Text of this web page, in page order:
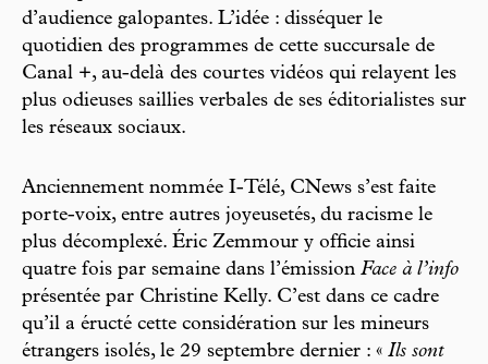
d’audience galopantes. L’idée : disséquer le
quotidien des programmes de cette succursale de
Canal +, au-delà des courtes vidéos qui relayent les
plus odieuses saillies verbales de ses éditorialistes sur
les réseaux sociaux.
Anciennement nommée I-Télé, CNews s’est faite
porte-voix, entre autres joyeusetés, du racisme le
plus décomplexé. Éric Zemmour y officie ainsi
quatre fois par semaine dans l’émission Face à l’info
présentée par Christine Kelly. C’est dans ce cadre
qu’il a éructé cette considération sur les mineurs
étrangers isolés, le 29 septembre dernier : « Ils sont